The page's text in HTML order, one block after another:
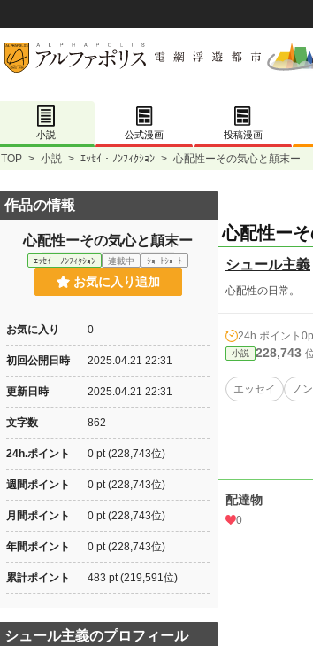
小説 公式漫画 投稿漫画
TOP > 小説 > ｴｯｾｲ・ﾉﾝﾌｨｸｼｮﾝ > 心配性ーその気心と顛末ー
心配性ー
シュール主義
心配性の日常。
24h.ポイント
小説 228,743
エッセイ ノ
配達物
0
作品の情報
心配性ーその気心と顛末ー
ｴｯｾｲ・ﾉﾝﾌｨｸｼｮﾝ 連載中 ｼｮｰﾄｼｮｰﾄ
お気に入り追加
お気に入り 0
初回公開日時 2025.04.21 22:31
更新日時 2025.04.21 22:31
文字数 862
24h.ポイント 0 pt (228,743位)
週間ポイント 0 pt (228,743位)
月間ポイント 0 pt (228,743位)
年間ポイント 0 pt (228,743位)
累計ポイント 483 pt (219,591位)
シュール主義のプロフィール